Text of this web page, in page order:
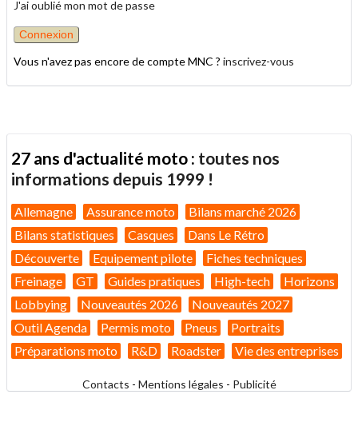
J'ai oublié mon mot de passe
Vous n'avez pas encore de compte MNC ? inscrivez-vous
27 ans d'actualité moto : toutes nos
informations depuis 1999 !
Allemagne Assurance moto
Bilans marché 2026
Bilans statistiques
Casques
Dans Le Rétro
Découverte
Equipement pilote
Fiches techniques
Freinage
GT Guides pratiques High-tech
Horizons
Lobbying
Nouveautés 2026
Nouveautés 2027
Outil Agenda
Permis moto Pneus
Portraits
Préparations moto
R&D Roadster Vie des entreprises
Contacts - Mentions légales - Publicité